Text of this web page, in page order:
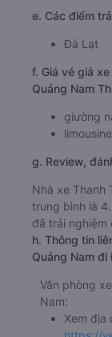
e. Các điểm
Đà Lạt
f. Giá vé giá
Quảng Nam
giường
g. Review,
Nhà xe Thanh
trung bình là
đã trải nghiệm
h. Thông tin
Quảng Nam
Văn phòng
Nam:
Xem địa